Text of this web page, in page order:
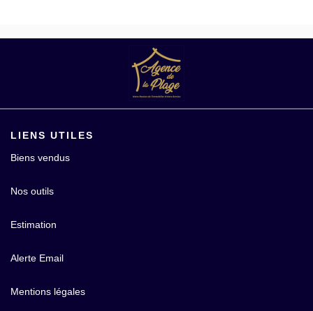
LIENS UTILES
Biens vendus
Nos outils
Estimation
Alerte Email
Mentions légales